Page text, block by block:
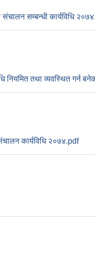
सम्बन्धी कार्यविधि
नियमित तथा व्यवस्थित गर्न
कार्यविधि २०७४.pdf